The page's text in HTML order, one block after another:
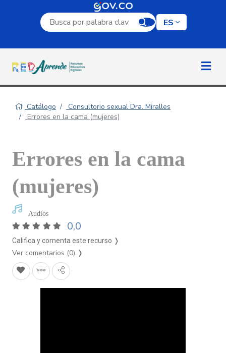
Campo de búsqueda por palabra clave
ES
Catálogo
Consultorio sexual Dra. Miralles
Errores en la cama (mujeres)
Errores en la cama
(mujeres)
Audios
0,0
Califica y comenta este recurso ❭
Ver comentarios (0) ❭